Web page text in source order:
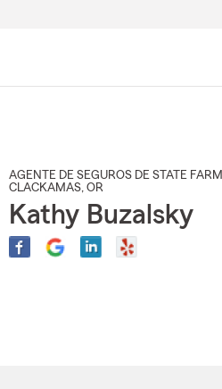
AGENTE DE SEGUROS DE STATE FARM
CLACKAMAS, OR
Kathy Buzalsky